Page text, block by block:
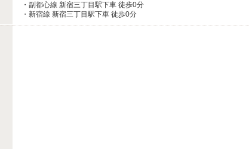
・副都心線 新宿三丁目駅下車 徒歩0分
・新宿線 新宿三丁目駅下車 徒歩0分